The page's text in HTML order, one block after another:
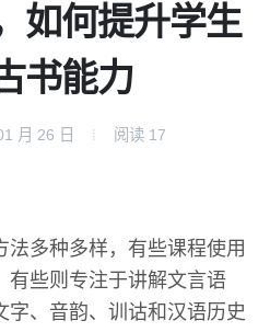
如何提升学生
书能力
月 26 日 阅读 17
法多种多样，有些课程使用
有些则专注于讲解文言语
字、音韵、训诂和汉语历史